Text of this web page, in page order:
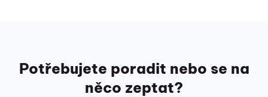
Potřebujete poradit nebo se na
něco zeptat?